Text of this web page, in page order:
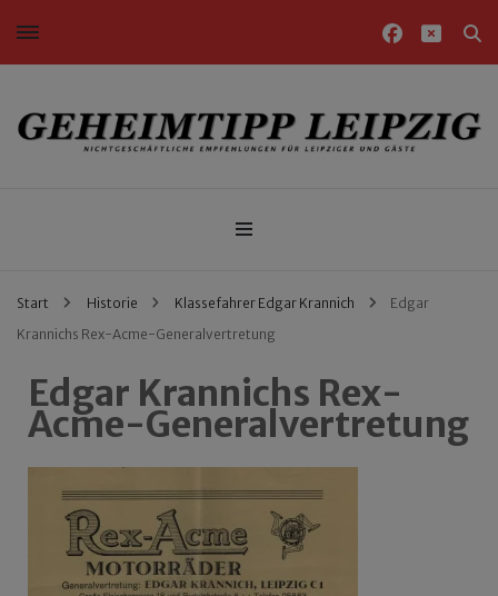
Nichtgeschäftliche Empfehlungen für Leipziger und Gäste
Start Historie Klassefahrer Edgar Krannich
Edgar
Krannichs Rex-Acme-Generalvertretung
Edgar Krannichs Rex-
Acme-Generalvertretung